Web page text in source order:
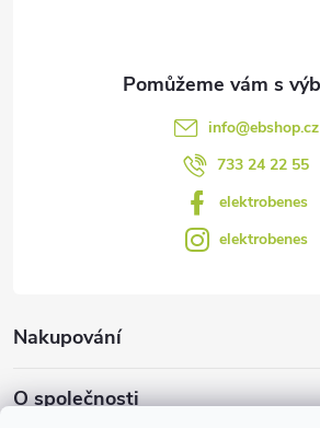
Nakupování
O společnosti
info@ebshop.cz
733 24 22 55
elektrobenes
elektrobenes